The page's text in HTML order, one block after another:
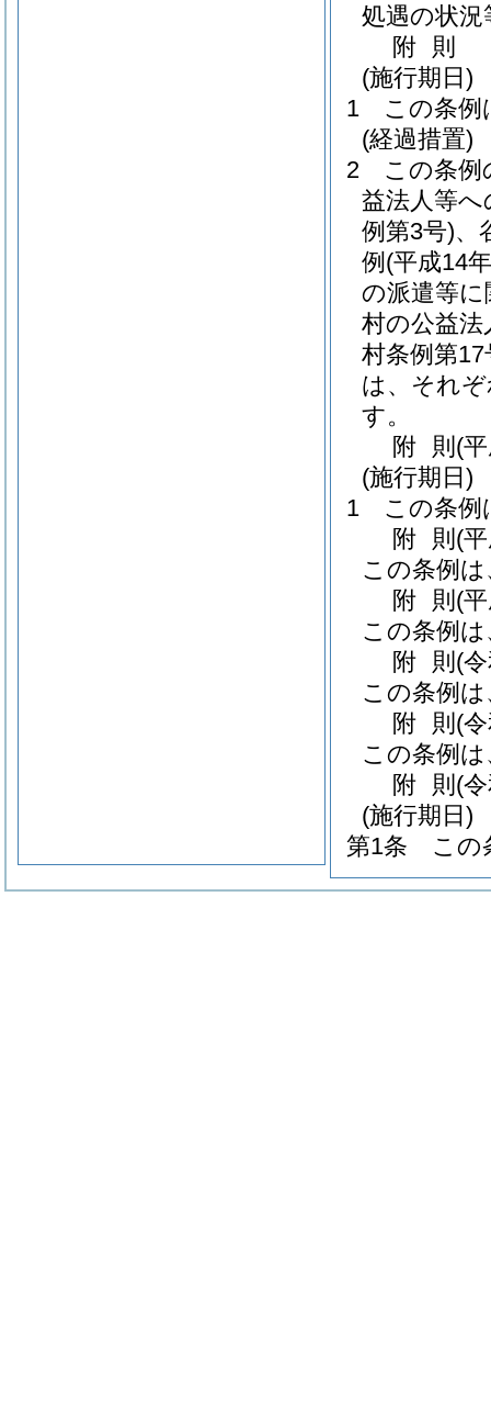
処遇の状
附 則
(施行期日)
1
この条例
(経過措置)
2
この条例
益法人等
例第3号)、
例 (平成14
の派遣等
村の公益
村条例第17
は、それ
す。
附 則 (
(施行期日)
1
この条例
附 則 (
この条例
附 則 (
この条例
附 則 (
この条例
附 則 (
この条例
附 則 (
(施行期日)
第1条
この